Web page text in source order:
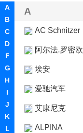
A
B
C
D
F
G
H
I
J
K
L
A
AC Schnitzer
阿尔法.罗密欧
埃安
爱驰汽车
艾康尼克
ALPINA